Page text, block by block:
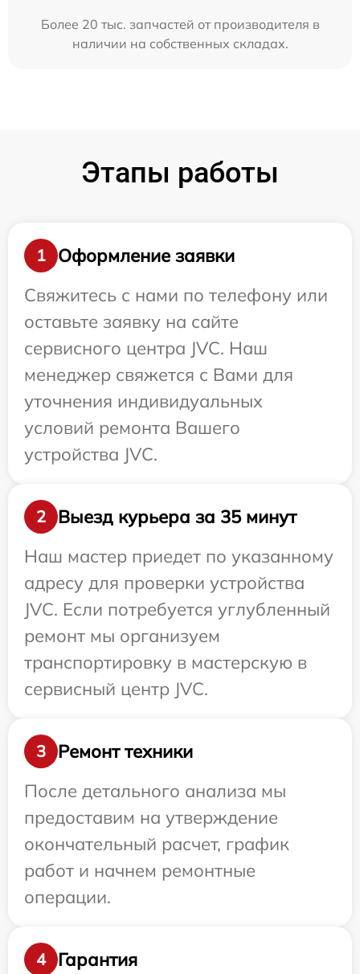
Более 20 тыс. запчастей от производителя в
наличии на собственных складах.
Этапы работы
1
Оформление заявки
Свяжитесь с нами по телефону или
оставьте заявку на сайте
сервисного центра JVC. Наш
менеджер свяжется с Вами для
уточнения индивидуальных
условий ремонта Вашего
устройства JVC.
2
Выезд курьера за 35 минут
Наш мастер приедет по указанному
адресу для проверки устройства
JVC. Если потребуется углубленный
ремонт мы организуем
транспортировку в мастерскую в
сервисный центр JVC.
3
Ремонт техники
После детального анализа мы
предоставим на утверждение
окончательный расчет, график
работ и начнем ремонтные
операции.
4 Гарантия